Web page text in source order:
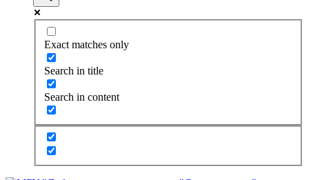
Exact matches only
Search in title
Search in content